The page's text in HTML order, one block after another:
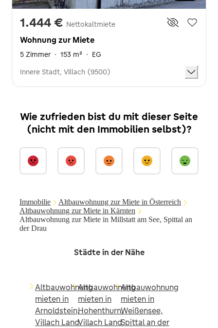
1.444 € Nettokaltmiete
Wohnung zur Miete
5 Zimmer · 153 m² · EG
Innere Stadt, Villach (9500)
Wie zufrieden bist du mit dieser Seite
(nicht mit den Immobilien selbst)?
Immobilie
Altbauwohnung zur Miete in Österreich
Altbauwohnung zur Miete in Kärnten
Altbauwohnung zur Miete in Millstatt am See, Spittal an
der Drau
Städte in der Nähe
Altbauwohnung
mieten in
Arnoldstein,
Villach Land
Altbauwohnung
mieten in
Hohenthurn,
Villach Land
Altbauwohnung
mieten in
Weißensee,
Spittal an der